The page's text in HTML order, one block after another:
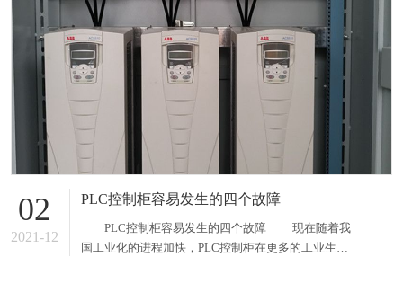
02
2021-12
PLC控制柜容易发生的四个故障
PLC控制柜容易发生的四个故障 现在随着我
国工业化的进程加快，PLC控制柜在更多的工业生产
中得到了广泛的应用，这给我们的生产生活带来了很